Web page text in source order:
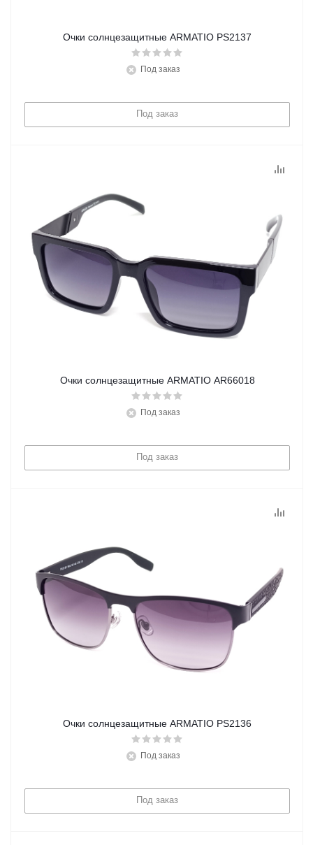
Очки солнцезащитные ARMATIO PS2137
Под заказ
Под заказ
Очки солнцезащитные ARMATIO AR66018
Под заказ
Под заказ
Очки солнцезащитные ARMATIO PS2136
Под заказ
Под заказ